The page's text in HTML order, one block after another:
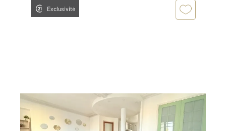
Exclusivité
ST OUEN 93
58,30 m
, 3 pièces
Ref : 4121